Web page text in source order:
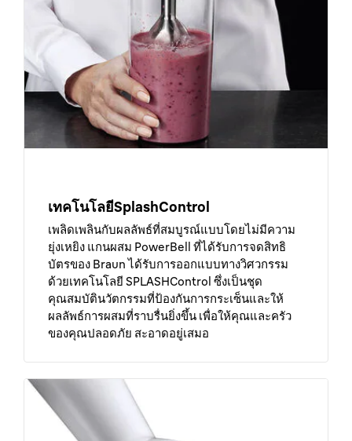
เทคโนโลยีSplashControl
เพลิดเพลินกับผลลัพธ์ที่สมบูรณ์แบบโดยไม่มีความ
ยุ่งเหยิง แกนผสม PowerBell ที่ได้รับการจดสิทธิ
บัตรของ Braun ได้รับการออกแบบทางวิศวกรรม
ด้วยเทคโนโลยี SPLASHControl ซึ่งเป็นชุด
คุณสมบัตินวัตกรรมที่ป้องกันการกระเซ็นและให้
ผลลัพธ์การผสมที่ราบรื่นยิ่งขึ้น เพื่อให้คุณและครัว
ของคุณปลอดภัย สะอาดอยู่เสมอ